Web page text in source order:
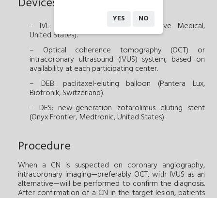
– IVL: Shockwave Balloon (Shockwave Medical,
United States).
– Optical coherence tomography (OCT) or
intracoronary ultrasound (IVUS) system, based on
availability at each participating center.
– DEB: paclitaxel-eluting balloon (Pantera Lux,
Biotronik, Switzerland).
– DES: new-generation zotarolimus eluting stent
(Onyx Frontier, Medtronic, United States).
Procedure
When a CN is suspected on coronary angiography,
intracoronary imaging—preferably OCT, with IVUS as an
alternative—will be performed to confirm the diagnosis.
After confirmation of a CN in the target lesion, patients
YES NO